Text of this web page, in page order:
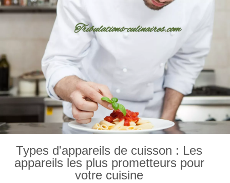
Types d'appareils de cuisson : Les
appareils les plus prometteurs pour
votre cuisine